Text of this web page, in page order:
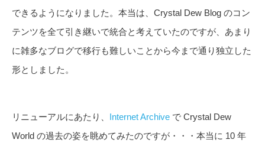
できるようになりました。本当は、Crystal Dew Blog のコン
テンツを全て引き継いで統合と考えていたのですが、あまり
に雑多なブログで移行も難しいことから今まで通り独立した
形としました。
リニューアルにあたり、 Internet Archive で Crystal Dew
World の過去の姿を眺めてみたのですが・・・本当に 10 年